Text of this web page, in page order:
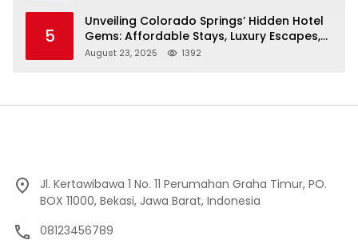
5
Unveiling Colorado Springs’ Hidden Hotel
Gems: Affordable Stays, Luxury Escapes,
and Everything In Between!
August 23, 2025 1392
Jl. Kertawibawa 1 No. 11 Perumahan Graha Timur, PO.
BOX 11000, Bekasi, Jawa Barat, Indonesia
08123456789